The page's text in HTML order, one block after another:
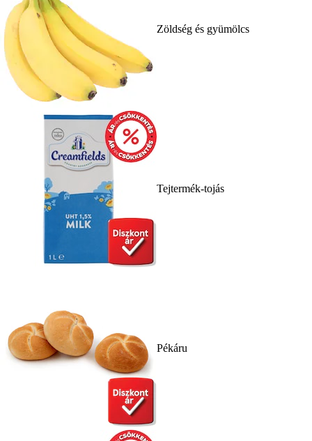
Zöldség és gyümölcs
Tejtermék-tojás
Pékáru